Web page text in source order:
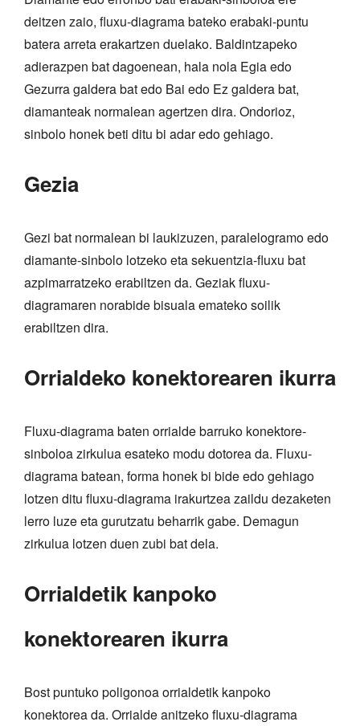
deitzen zaio, fluxu-diagrama bateko erabaki-puntu
batera arreta erakartzen duelako. Baldintzapeko
adierazpen bat dagoenean, hala nola Egia edo
Gezurra galdera bat edo Bai edo Ez galdera bat,
diamanteak normalean agertzen dira. Ondorioz,
sinbolo honek beti ditu bi adar edo gehiago.
Gezia
Gezi bat normalean bi laukizuzen, paralelogramo edo
diamante-sinbolo lotzeko eta sekuentzia-fluxu bat
azpimarratzeko erabiltzen da. Geziak fluxu-
diagramaren norabide bisuala emateko soilik
erabiltzen dira.
Orrialdeko konektorearen ikurra
Fluxu-diagrama baten orrialde barruko konektore-
sinboloa zirkulua esateko modu dotorea da. Fluxu-
diagrama batean, forma honek bi bide edo gehiago
lotzen ditu fluxu-diagrama irakurtzea zaildu dezaketen
lerro luze eta gurutzatu beharrik gabe. Demagun
zirkulua lotzen duen zubi bat dela.
Orrialdetik kanpoko
konektorearen ikurra
Bost puntuko poligonoa orrialdetik kanpoko
konektorea da. Orrialde anitzeko fluxu-diagrama